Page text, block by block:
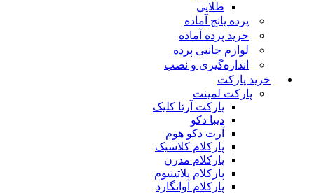
طلایی
پرده پانچ آماده
خرید پرده آماده
لوازم جانبی پرده
اندازه‌گیری و نصب
خرید پارکت
پارکت لمینت
پارکت آرتا کلیک
دیبا دکو
آرت دکو هوم
پارکلام کلاسیک
پارکلام مدرن
پارکلام پلاتینیوم
پارکلام آوانگارد